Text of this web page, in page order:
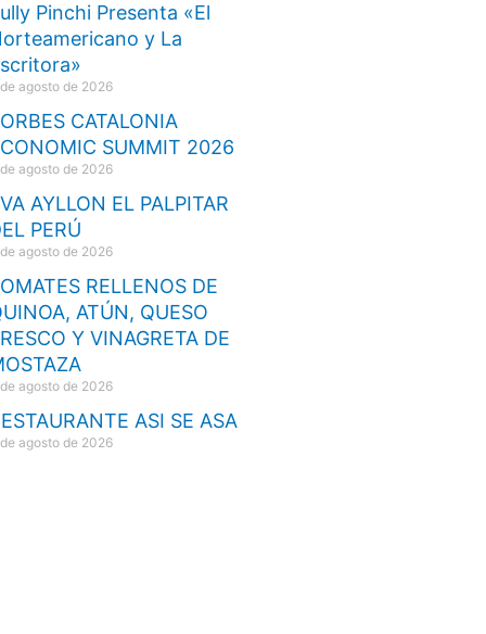
Pinchi Presenta «El
y La
agosto de 2026
CATALONIA
SUMMIT 2026
agosto de 2026
AYLLON EL PALPITAR
PERÚ
agosto de 2026
RELLENOS DE
ATÚN, QUESO
Y VINAGRETA DE
agosto de 2026
ASI SE ASA
agosto de 2026